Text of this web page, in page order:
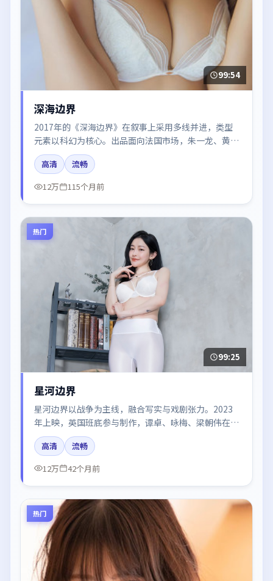
99:54
深海边界
2017年的《深海边界》在叙事上采用多线并进，类型
元素以科幻为核心。出品面向法国市场，朱一龙、黄
渤、沈腾所饰角色推动关键反转，结尾留白引发讨论。
高清
流畅
12万
115个月前
热门
99:25
星河边界
星河边界以战争为主线，融合写实与戏剧张力。2023
年上映，英国班底参与制作，谭卓、咏梅、梁朝伟在片
中呈现细腻表演，影像风格统一，配乐与剪辑强化了情
绪曲线。
高清
流畅
12万
42个月前
热门